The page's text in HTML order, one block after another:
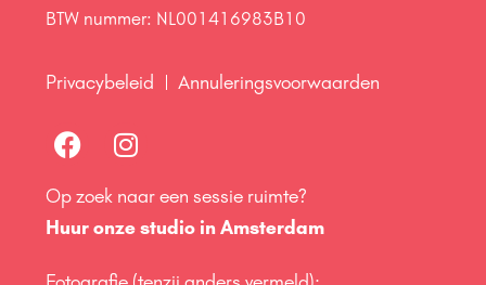
BTW nummer: NL001416983B10
Privacybeleid Annuleringsvoorwaarden
Op zoek naar een sessie ruimte?
Huur onze studio in Amsterdam